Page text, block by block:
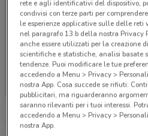
Non ci sono negozi
rete e agli identificativi del dispositivo,
condivisi con terze parti per
le esperienze applicative sulle delle
nel paragrafo 13.b della nostra Privacy
anche essere utilizzati per la creazione
scientifiche e statistiche, analisi basate
tendenze. Puoi modificare le tue
accedendo a Menu > Privacy >
nostra App. Cosa succede se rifiuti:
pubblicitari, ma riguarderanno
saranno rilevanti per i tuoi interessi.
accedendo a Menu > Privacy >
nostra App.